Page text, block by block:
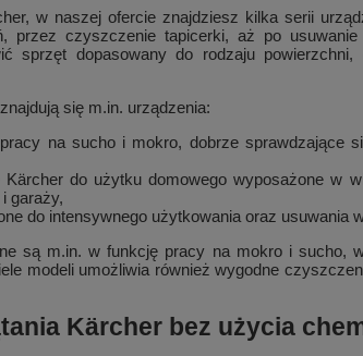
w naszej ofercie znajdziesz kilka serii
przez czyszczenie tapicerki, aż po
sprzęt dopasowany do rodzaju powierzchni,
się m.in. urządzenia:
na sucho i mokro, dobrze sprawdzające
do użytku domowego wyposażone w
garaży,
do intensywnego użytkowania oraz usuwania
są m.in. w funkcję pracy na mokro i sucho,
modeli umożliwia również wygodne
Kärcher bez użycia